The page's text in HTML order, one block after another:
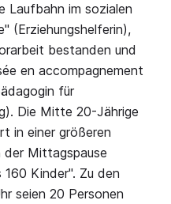
Laufbahn im sozialen
(Erziehungshelferin),
bestanden und
en accompagnement
für
Die Mitte 20-Jährige
in einer größeren
Mittagspause
Kinder". Zu den
seien 20 Personen